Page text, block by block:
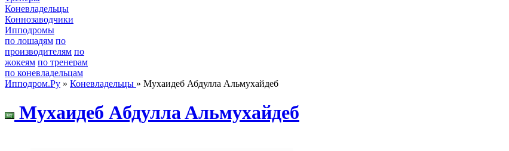
Коневладельцы
Коннозаводчики
Ипподромы
по лошадям по
производителям по
жокеям по тренерам
по коневладельцам
Ипподром.Ру » Коневладельцы » Мухаидеб Абдулла Альмухайдеб
Mуxaидeб Aбдуллa Aльмуxaйдeб